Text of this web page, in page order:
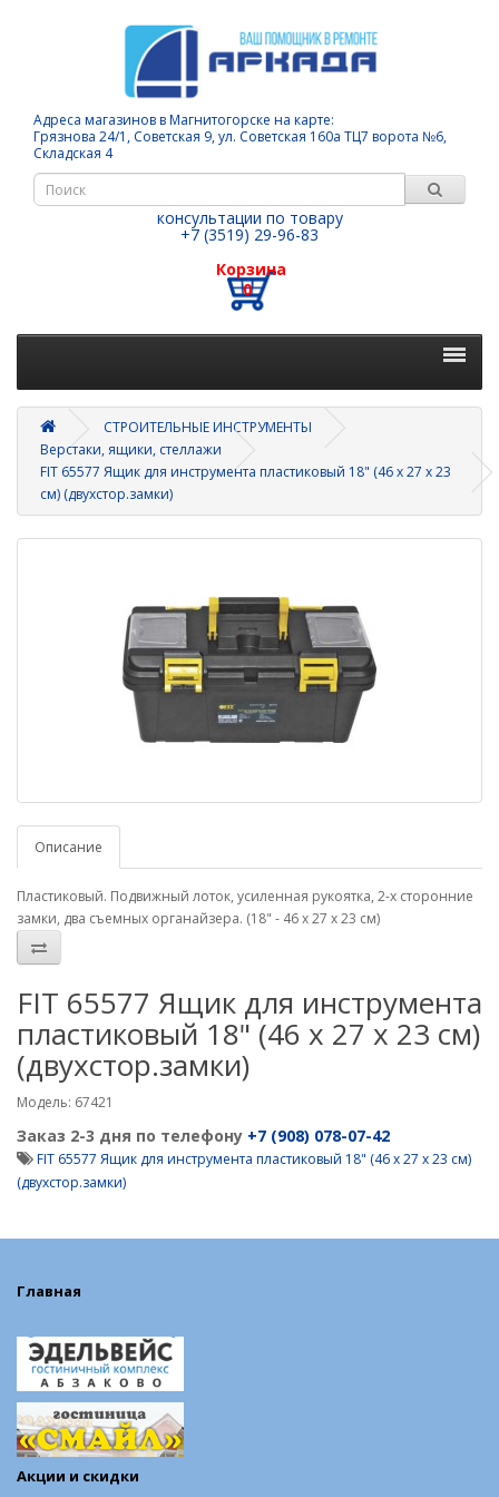
Адреса магазинов в Магнитогорске на карте:
Грязнова 24/1, Советская 9, ул. Советская 160а ТЦ7 ворота №6,
Складская 4
консультации по товару
+7 (3519) 29-96-83
Корзина
0
СТРОИТЕЛЬНЫЕ ИНСТРУМЕНТЫ
Верстаки, ящики, стеллажи
FIT 65577 Ящик для инструмента пластиковый 18" (46 х 27 х 23
см) (двухстор.замки)
Описание
Пластиковый. Подвижный лоток, усиленная рукоятка, 2-х сторонние
замки, два съемных органайзера. (18" - 46 х 27 х 23 см)
FIT 65577 Ящик для инструмента
пластиковый 18" (46 х 27 х 23 см)
(двухстор.замки)
Модель: 67421
Заказ 2-3 дня по телефону +7 (908) 078-07-42
FIT 65577 Ящик для инструмента пластиковый 18" (46 х 27 х 23 см)
(двухстор.замки)
Главная
Акции и скидки